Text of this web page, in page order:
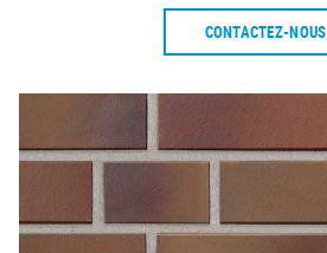
CONTACTEZ-NOUS